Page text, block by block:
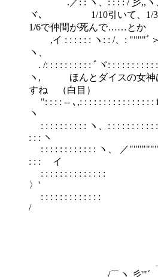
ヾ､ 1/10引いて、1/3の
1/6で仲間が死んで……とか
,イ : : : : : : ヽ: : /、:
ヽ、
. /: : : : : : : : : : ﾞヾ: : : : : : :
ヽ, ほんとダイスの女神
すね （白目）
": : : : ‐- ､,: : : : : : : : : : : : : : : :
ヽ
: : : : : : : : : : ヽ、: : : : : : : : : : :
: : : ヽ
: : : : : : : : : : : : ヽ、 ／
: : : ゞイ
: : : : : : : : : : : : : :
〉'
: : : : : : : : : : : : :
/
,,､､､､
_彡ﾆ三三
/⌒ヽ 彡'"´ 彡